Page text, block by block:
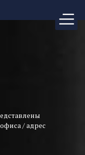
/ адрес